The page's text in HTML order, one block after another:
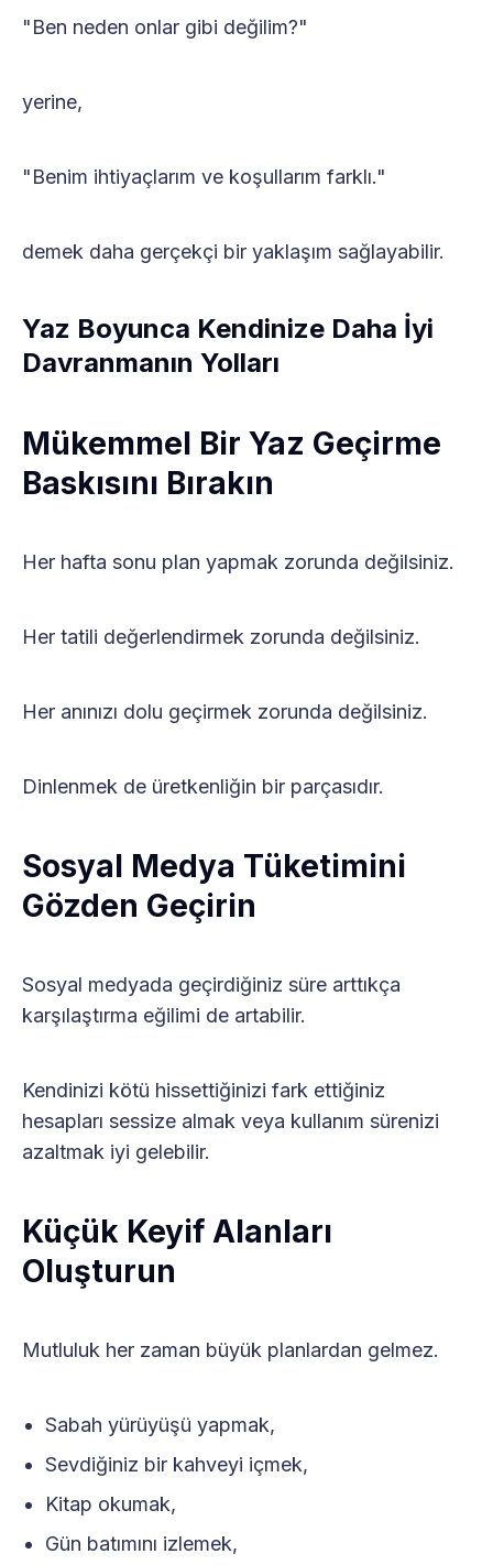
"Ben neden onlar gibi değilim?"
yerine,
"Benim ihtiyaçlarım ve koşullarım farklı."
demek daha gerçekçi bir yaklaşım sağlayabilir.
Yaz Boyunca Kendinize Daha İyi
Davranmanın Yolları
Mükemmel Bir Yaz Geçirme
Baskısını Bırakın
Her hafta sonu plan yapmak zorunda değilsiniz.
Her tatili değerlendirmek zorunda değilsiniz.
Her anınızı dolu geçirmek zorunda değilsiniz.
Dinlenmek de üretkenliğin bir parçasıdır.
Sosyal Medya Tüketimini
Gözden Geçirin
Sosyal medyada geçirdiğiniz süre arttıkça
karşılaştırma eğilimi de artabilir.
Kendinizi kötü hissettiğinizi fark ettiğiniz
hesapları sessize almak veya kullanım sürenizi
azaltmak iyi gelebilir.
Küçük Keyif Alanları
Oluşturun
Mutluluk her zaman büyük planlardan gelmez.
Sabah yürüyüşü yapmak,
Sevdiğiniz bir kahveyi içmek,
Kitap okumak,
Gün batımını izlemek,